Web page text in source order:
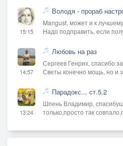
15:15
Володя - прораб
Mangust, может и к
Надо подправить, если
14:57
Любовь на раз
Сергеев Генрих, спасибо
Светы конечно мощь, но и
13:24
Парадокс... ст.5.2
Шпень Владимир,
только,просто так